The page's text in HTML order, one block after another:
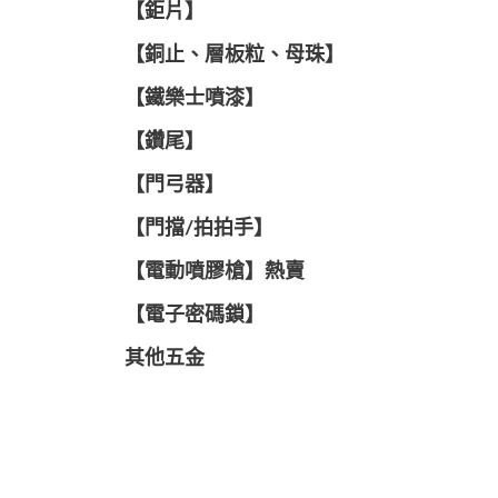
【鉅片】
【銅止、層板粒、母珠】
【鐵樂士噴漆】
【鑽尾】
【門弓器】
【門擋/拍拍手】
【電動噴膠槍】熱賣
【電子密碼鎖】
其他五金